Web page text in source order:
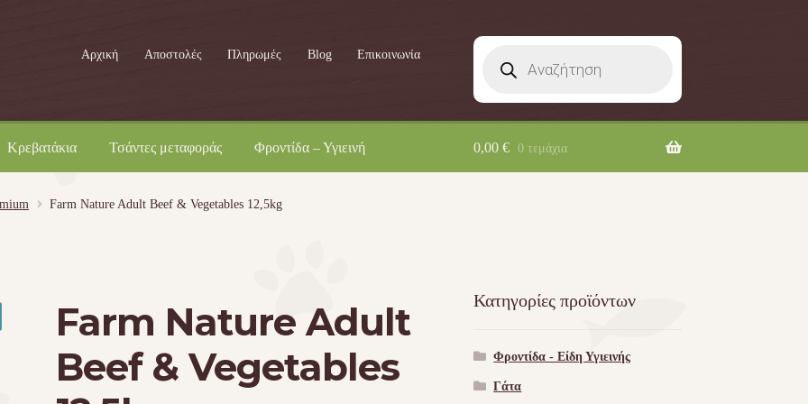
Αρχική Αποστολές Πληρωμές Blog Επικοινωνία
search
Κρεβατάκια Τσάντες μεταφοράς Φροντίδα – Υγιεινή 0,00 € 0 τεμάχια
Farm Nature Adult Beef & Vegetables 12,5kg
Farm Nature Adult
Beef & Vegetables
Κατηγορίες προϊόντων
Φροντίδα - Είδη Υγιεινής
Γάτα